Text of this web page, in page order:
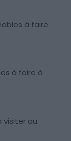
à faire
à faire à
visiter au